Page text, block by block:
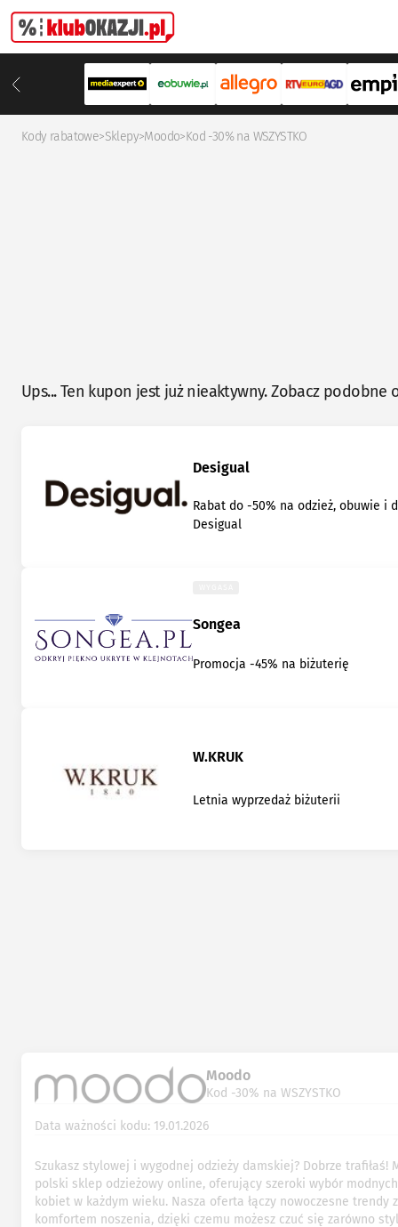
Kody rabatowe>Sklepy>Moodo>Kod -30% na WSZYSTKO
Ups... Ten kupon jest już nieaktywny. Zobacz podobne
Desigual
Rabat do -50% na odzież, obuwie i
Desigual
Songea
Promocja -45% na biżuterię
W.KRUK
Letnia wyprzedaż biżuterii
Moodo
Kod -30% na WSZYSTKO
Data ważności kodu: 19.01.2026
Szukasz stylowej i wygodnej odzieży damskiej? Dobrze trafiłaś!
polski sklep odzieżowy online, oferujący szeroki wybór
kobiet w każdym wieku. Nasza oferta łączy nowoczesne trendy z
komfortem noszenia, dzięki czemu możesz czuć się zarówno